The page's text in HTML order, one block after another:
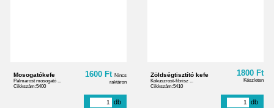
Mosogatókefe
Pálmarost mosogató ...
Cikkszám:5400
1600 Ft Nincs
raktáron
db
Zöldségtisztító kefe
Kókuszrost-fibrisz ...
Cikkszám:5410
1800 Ft
Készleten
db